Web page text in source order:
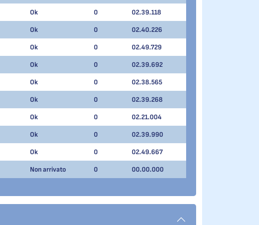
Ok 0 02.39.118
Ok 0 02.40.226
Ok 0 02.49.729
Ok 0 02.39.692
Ok 0 02.38.565
Ok 0 02.39.268
Ok 0 02.21.004
Ok 0 02.39.990
Ok 0 02.49.667
Non arrivato 0 00.00.000